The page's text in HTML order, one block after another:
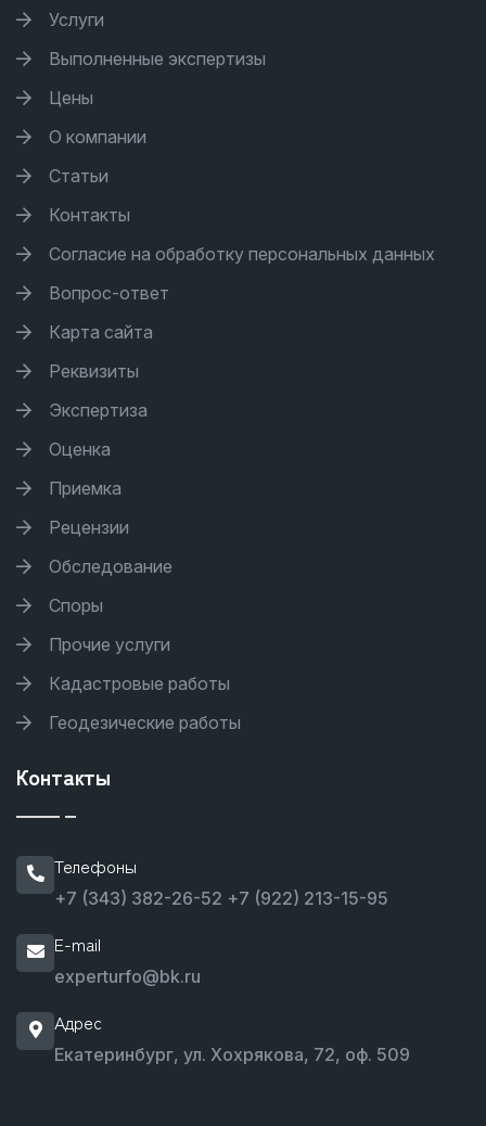
Услуги
Выполненные экспертизы
Цены
О компании
Статьи
Контакты
Согласие на обработку персональных данных
Вопрос-ответ
Карта сайта
Реквизиты
Экспертиза
Оценка
Приемка
Рецензии
Обследование
Споры
Прочие услуги
Кадастровые работы
Геодезические работы
Контакты
Телефоны
+7 (343) 382-26-52 +7 (922) 213-15-95
E-mail
experturfo@bk.ru
Адрес
Екатеринбург, ул. Хохрякова, 72, оф. 509